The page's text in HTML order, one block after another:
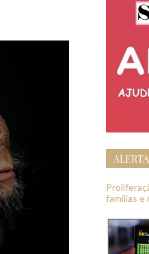
famílias e